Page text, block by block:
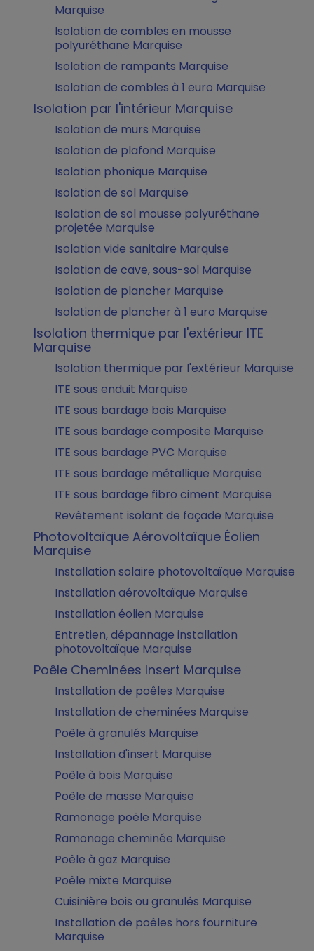
Marquise
Isolation de combles en mousse
polyuréthane Marquise
Isolation de rampants Marquise
Isolation de combles à 1 euro Marquise
Isolation par l'intérieur Marquise
Isolation de murs Marquise
Isolation de plafond Marquise
Isolation phonique Marquise
Isolation de sol Marquise
Isolation de sol mousse polyuréthane
projetée Marquise
Isolation vide sanitaire Marquise
Isolation de cave, sous-sol Marquise
Isolation de plancher Marquise
Isolation de plancher à 1 euro Marquise
Isolation thermique par l'extérieur ITE
Marquise
Isolation thermique par l'extérieur Marquise
ITE sous enduit Marquise
ITE sous bardage bois Marquise
ITE sous bardage composite Marquise
ITE sous bardage PVC Marquise
ITE sous bardage métallique Marquise
ITE sous bardage fibro ciment Marquise
Revêtement isolant de façade Marquise
Photovoltaïque Aérovoltaïque Éolien
Marquise
Installation solaire photovoltaïque Marquise
Installation aérovoltaïque Marquise
Installation éolien Marquise
Entretien, dépannage installation
photovoltaïque Marquise
Poêle Cheminées Insert Marquise
Installation de poêles Marquise
Installation de cheminées Marquise
Poêle à granulés Marquise
Installation d'insert Marquise
Poêle à bois Marquise
Poêle de masse Marquise
Ramonage poêle Marquise
Ramonage cheminée Marquise
Poêle à gaz Marquise
Poêle mixte Marquise
Cuisinière bois ou granulés Marquise
Installation de poêles hors fourniture
Marquise